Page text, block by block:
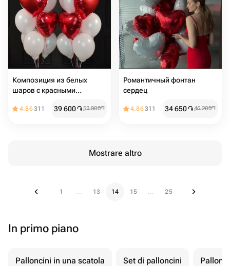
Композиция из белых
шаров с красными
4.86311 39 600֏52 800֏
Романтичный фонтан
сердец
4.86311 34 650֏46 200֏
Mostrare altro
1 ... 13 14 15 ... 25
In primo piano
Palloncini in una scatola Set di palloncini